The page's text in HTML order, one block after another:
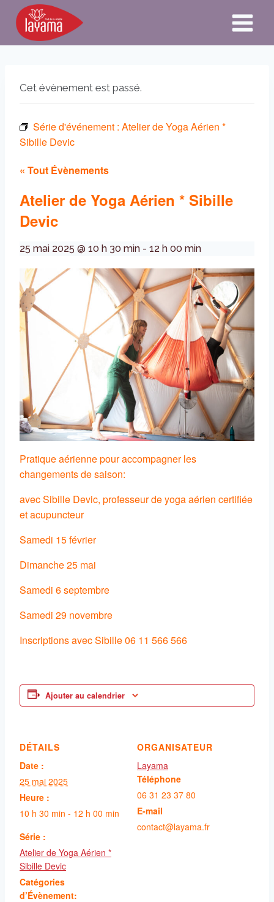
Aller
contenu
Cet évènement est passé.
Série d'événement : Atelier de Yoga Aérien *
Sibille Devic
« Tout Évènements
Atelier de Yoga Aérien * Sibille
Devic
25 mai 2025 @ 10 h 30 min - 12 h 00 min
Pratique aérienne pour accompagner les
changements de saison:
avec Sibille Devic, professeur de yoga aérien certifiée
et acupuncteur
Samedi 15 février
Dimanche 25 mai
Samedi 6 septembre
Samedi 29 novembre
Inscriptions avec Sibille 06 11 566 566
Ajouter au calendrier
DÉTAILS
Date :
25 mai 2025
Heure :
10 h 30 min - 12 h 00 min
Série :
Atelier de Yoga Aérien *
Sibille Devic
Catégories
d’Évènement:
ORGANISATEUR
Layama
Téléphone
06 31 23 37 80
E-mail
contact@layama.fr